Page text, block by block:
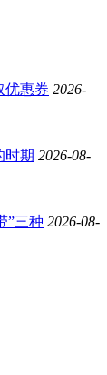
优惠券 2026-
时期 2026-08-
”三种 2026-08-